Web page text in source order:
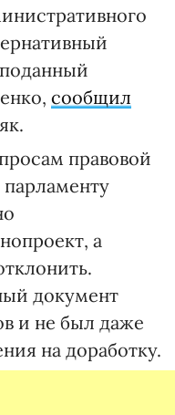
поданный
сообщил
правовой
а
документ
и не был даже
на доработку.